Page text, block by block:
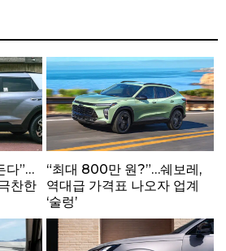
다”…
찬한
“최대 800만 원?”…쉐보레,
역대급 가격표 나오자 업계
‘술렁’